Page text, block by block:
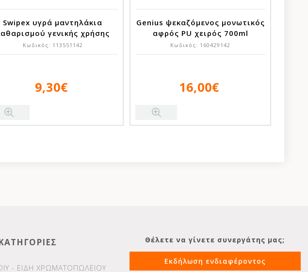
Swipex υγρά μαντηλάκια
γενικής χρήσης
100τεμ
Κωδικός: 113551142
9,30€
Genius ψεκαζόμενος μονωτικός
αφρός PU χειρός 700ml
Κωδικός: 160429142
16,00€
- ΕΙΔΗ ΧΡΩΜΑΤΟΠΩΛΕΙΟΥ
Θέλετε να γίνετε συνεργάτης μας;
Εκδήλωση ενδιαφέροντος